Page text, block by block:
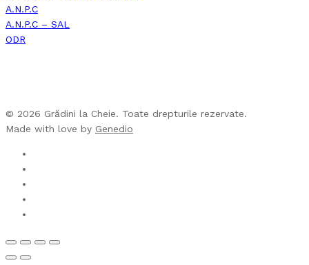
A.N.P.C
A.N.P.C – SAL
ODR
© 2026 Grădini la Cheie. Toate drepturile rezervate.
Made with love by Genedio